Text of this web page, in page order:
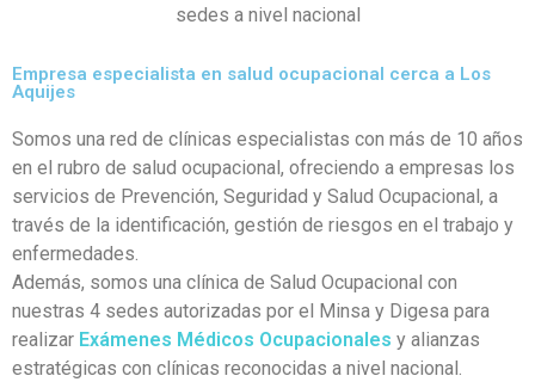
sedes a nivel nacional
Empresa especialista en salud ocupacional cerca a Los
Aquijes
Somos una red de clínicas especialistas con más de 10 años
en el rubro de salud ocupacional, ofreciendo a empresas los
servicios de Prevención, Seguridad y Salud Ocupacional, a
través de la identificación, gestión de riesgos en el trabajo y
enfermedades.
Además, somos una clínica de Salud Ocupacional con
nuestras 4 sedes autorizadas por el Minsa y Digesa para
realizar Exámenes Médicos Ocupacionales y alianzas
estratégicas con clínicas reconocidas a nivel nacional.